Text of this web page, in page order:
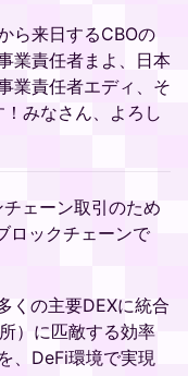
ら来日するCBOの
業責任者まよ、日本
業責任者エディ、そ
みなさん、よろし
ェーン取引のため
ロックチェーンで
くの主要DEXに統合
）に匹敵する効率
、DeFi環境で実現